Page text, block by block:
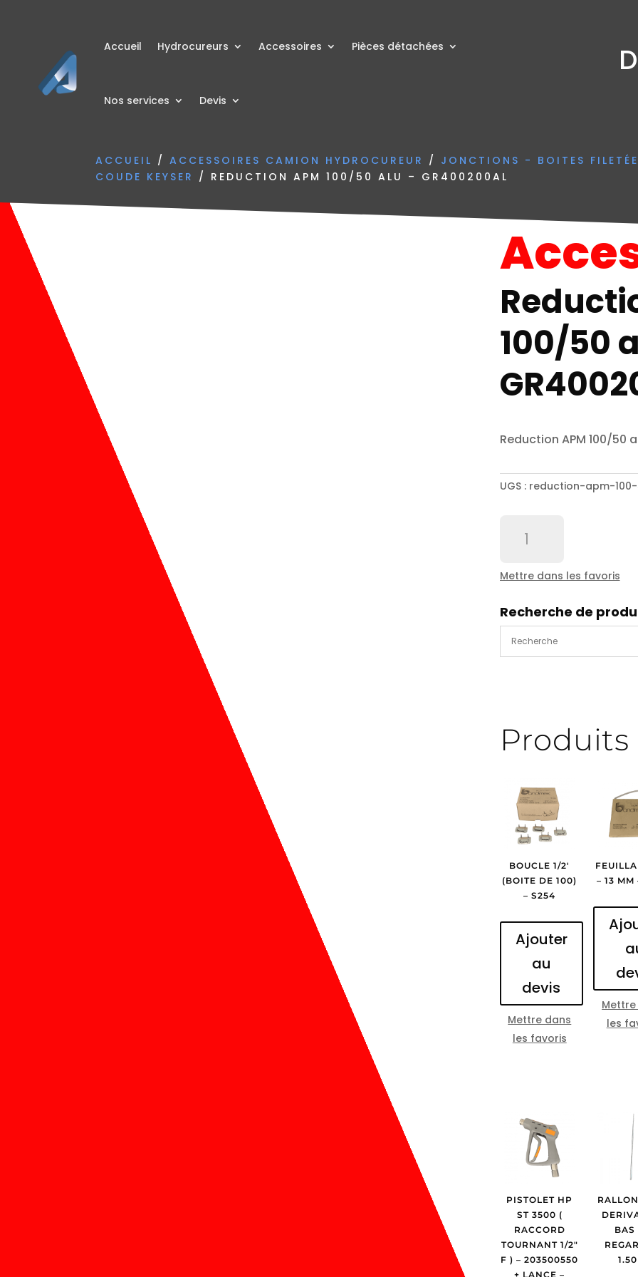
Accueil Hydrocureurs Accessoires Pièces détachées
Nos services Devis
ACCUEIL /ACCESSOIRES CAMION HYDROCUREUR / JONCTIONS - BOITES
COUDE KEYSER / REDUCTION APM 100/50 ALU – GR400200AL
100/50
Reduction APM 100/50
UGS : reduction-apm-
APM
alu
-
GR400200AL
Mettre dans les favoris
Recherche de
BOUCLE 1/2′
(BOITE DE 100)
– S254
Ajouter
au
devis
Mettre dans
les favoris
– 13
les
PISTOLET HP
ST 3500 (
RACCORD
TOURNANT 1/2″
F ) – 203500550
+ LANCE –
BAS